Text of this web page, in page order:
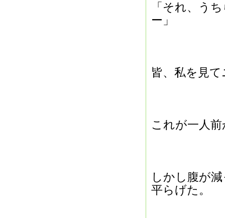
「それ、う
ー」
皆、私を見
これが一人
しかし腹が
平らげた。